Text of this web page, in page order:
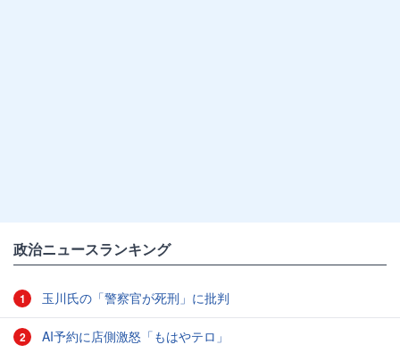
政治ニュースランキング
1 玉川氏の「警察官が死刑」に批判
2 AI予約に店側激怒「もはやテロ」